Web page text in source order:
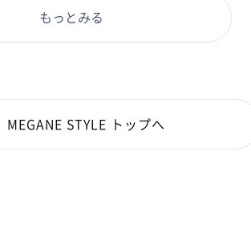
もっとみる
MEGANE STYLE トップへ